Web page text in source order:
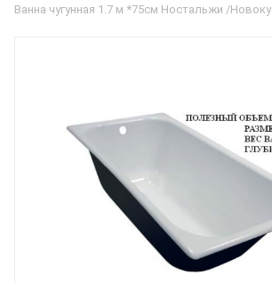
Ванна чугунная 1.7 м *75см Ностальжи /